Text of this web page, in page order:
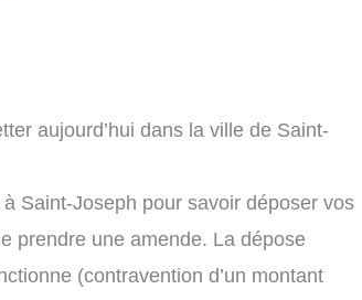
aujourd’hui dans la ville de Saint-
Saint-Joseph pour savoir déposer vos
prendre une amende. La dépose
(contravention d’un montant